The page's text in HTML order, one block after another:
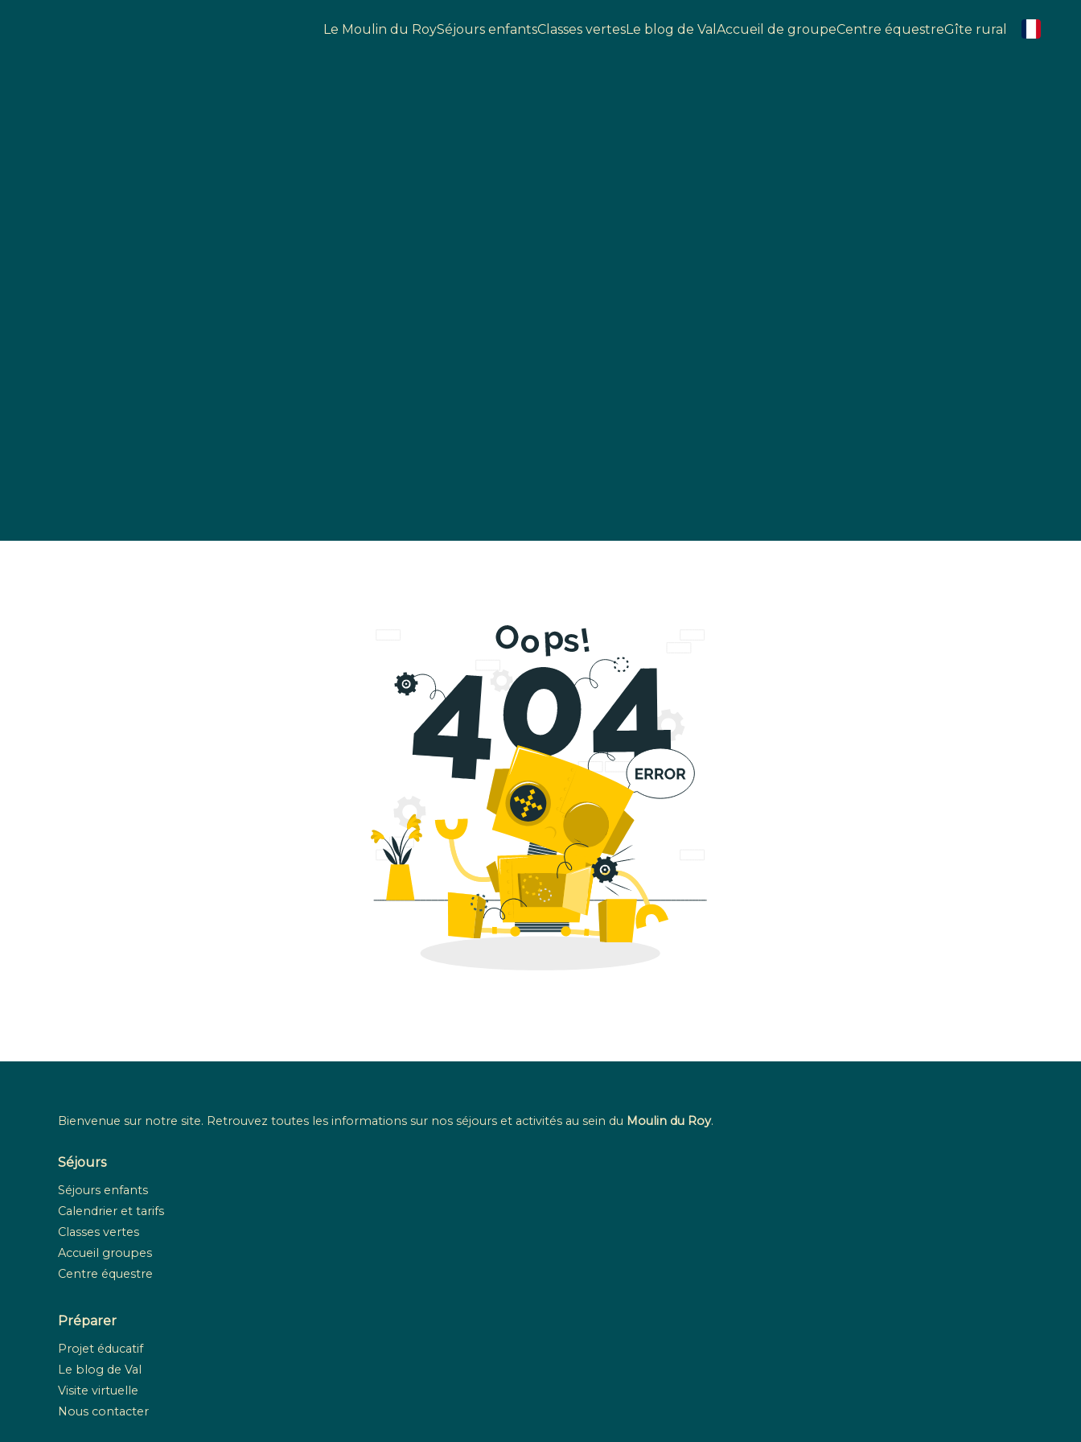
Le Moulin du RoySéjours enfantsClasses vertesLe blog de Val Accueil de groupeCentre équestreGîte rural
Bienvenue sur notre site. Retrouvez toutes les informations sur nos séjours et activités au sein du Moulin du Roy.
Séjours
Séjours enfants
Calendrier et tarifs
Classes vertes
Accueil groupes
Centre équestre
Préparer
Projet éducatif
Le blog de Val
Visite virtuelle
Nous contacter